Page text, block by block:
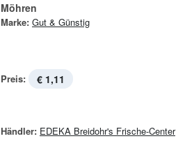
Möhren
Marke: Gut & Günstig
Preis: € 1,11
Händler: EDEKA Breidohr's Frische-Center